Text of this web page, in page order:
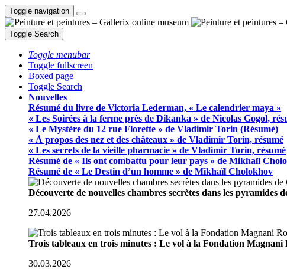
Toggle navigation
Toggle Search
Toggle menubar
Toggle fullscreen
Boxed page
Toggle Search
Nouvelles
Résumé du livre de Victoria Lederman, « Le calendrier maya »
« Les Soirées à la ferme près de Dikanka » de Nicolas Gogol,
« Le Mystère du 12 rue Florette » de Vladimir Torin (Résumé)
« À propos des nez et des châteaux » de Vladimir Torin, résumé
« Les secrets de la vieille pharmacie » de Vladimir Torin, résumé
Résumé de « Ils ont combattu pour leur pays » de Mikhaïl
Résumé de « Le Destin d’un homme » de Mikhaïl Cholokhov
Découverte de nouvelles chambres secrètes dans les pyramides
27.04.2026
Trois tableaux en trois minutes : Le vol à la Fondation Magnani
30.03.2026